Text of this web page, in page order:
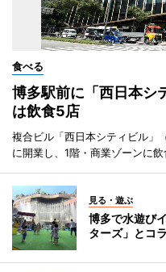
食べる
博多駅前に「西日本シ
は飲食5店
複合ビル「西日本シティビル」
に開業し、1階・商業ゾーンに
見る・遊ぶ
博多で水遊び
ターズ」とコ